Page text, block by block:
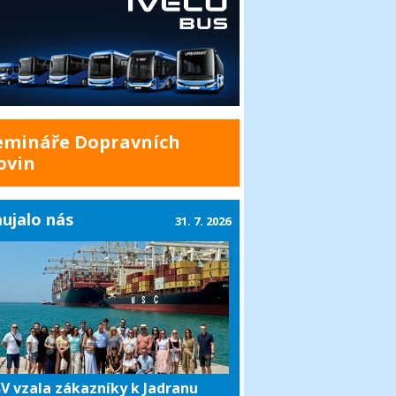
Dopravních
nás
vzala zákazníky k Jadranu
31. 7. 2026